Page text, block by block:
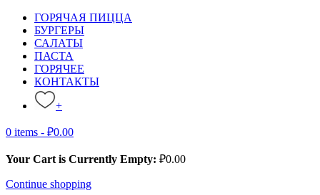
ГОРЯЧАЯ ПИЦЦА
БУРГЕРЫ
САЛАТЫ
ПАСТА
ГОРЯЧЕЕ
КОНТАКТЫ
+
0 items - ₽0.00
Your Cart is Currently Empty: ₽0.00
Continue shopping